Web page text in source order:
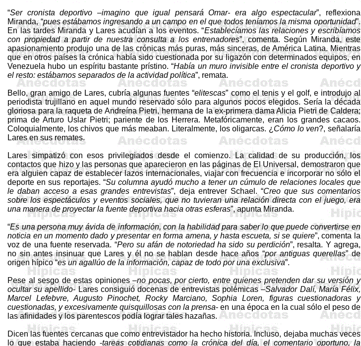
“Ser cronista deportivo –imagino que igual pensará Omar- era algo espectacular”, reflexiona
Miranda, “pues estábamos ingresando a un campo en el que todos teníamos la misma oportunidad”.
En las tardes Miranda y Lares acudían a los eventos. “Establecíamos las relaciones y escribíamos
con propiedad a partir de nuestra consulta a los entrenadores”, comenta. Según Miranda, este
apasionamiento produjo una de las crónicas más puras, más sinceras, de América Latina. Mientras
que en otros países la crónica había sido cuestionada por su ligazón con determinados equipos, en
Venezuela hubo un espíritu bastante prístino. “Había un muro invisible entre el cronista deportivo y
el resto: estábamos separados de la actividad política”, remata.
Bello, gran amigo de Lares, cubría algunas fuentes “elitescas” como el tenis y el golf, e introdujo al
periodista trujillano en aquel mundo reservado sólo para algunos pocos elegidos. Sería la década
gloriosa para la raqueta de Andreína Pietri, hermana de la ex-primera dama Alicia Pietride Caldera;
prima de Arturo Uslar Pietri; pariente de los Herrera. Metafóricamente, eran los grandes cacaos.
Coloquialmente, los chivos que más meaban. Literalmente, los oligarcas. ¿ Cómo lo ven?, señalaría
Lares en sus remates.
Lares simpatizó con esos privilegiados desde el comienzo. La calidad de su producción, los
contactos que hizo y las personas que aparecieron en las páginas de El Universal, demostraron que
era alguien capaz de establecer lazos internacionales, viajar con frecuencia e incorporar no sólo el
deporte en sus reportajes. “Su columna ayudó mucho a tener un cúmulo de relaciones locales que
le daban acceso a esas grandes entrevistas”, deja entrever Schael . “Creo que sus comentarios
sobre los espectáculos y eventos sociales, que no tuvieran una relación directa con el juego, era
una manera de proyectar la fuente deportiva hacia otras esferas”, apunta Miranda.
“Es una persona muy ávida de información, con la habilidad para saber lo que puede convertirse en
noticia en un momento dado y presentar en forma amena, y hasta escueta, si se quiere”, comenta la
voz de una fuente reservada. “Pero su afán de notoriedad ha sido su perdición”, resalta. Y agrega,
no sin antes insinuar que Lares y él no se hablan desde hace años “por antiguas querellas” de
origen hípico “es unagallúo de la información, capaz de todo por una exclusiva”.
Pese al sesgo de estas opiniones –no pocas, por cierto, entre quienes pretenden dar su versión y
ocultar su apellido- Lares consiguió docenas de entrevistas polémicas –Salvador Dalí, María Félix,
Marcel Lefebvre, Augusto Pinochet, RockyMarciano,Sophia Loren, figurascuestionadoras y
cuestionadas, y excesivamente quisquillosas con la prensa- en una época en la cual sólo el peso de
las afinidades y los parentescos podía lograr tales hazañas.
Dicen las fuentes cercanas que como entrevistador ha hecho historia. Incluso, dejaba muchas veces
lo que estaba haciendo -tareas cotidianas como la crónica del día, el comentario oportuno, la